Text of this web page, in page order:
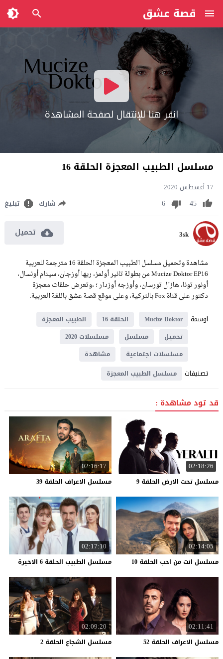
قصة عشق
انقر هنا للإنتقال لصفحة المشاهدة
مسلسل الطبيب المعجزة الحلقة 16
17 أغسطس 2020
45
6 شارك تبليغ
3sk تحميل
مشاهدة وتحميل مسلسل الطبيب المعجزة الحلقة 16 مترجمة للعربية
Mucize Doktor EP16 من بطولة تانير أولمز، ريها أوزجان، سينام أونسال،
أونور تونا، هازال تورسان، وأوزجه أوزدار ؛ ،وتعرض حلقات معجزة
دكتور على قناة Fox بالتركية، وعلى موقع قصة عشق باللغة العربية.
اوسمة
Mucize Doktor الحلقة 16
الطبيب المعجزة
تحميل
مسلسل
مسلسلات 2020
مسلسلات اجتماعية
مشاهدة
تصنيفات مسلسل الطبيب المعجزة
قد تود مشاهدة :
02:18:26
مسلسل تحت الارض الحلقة 9
02:16:17
مسلسل الاعراف الحلقة 39
02:14:05
مسلسل انت من احب الحلقة 10
02:17:10
مسلسل الطبيب الحلقة 6 الاخيرة
02:11:41
مسلسل الاعراف الحلقة 52
02:09:20
مسلسل الشجاع الحلقة 2